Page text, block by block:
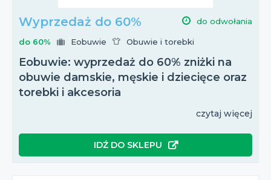
Wyprzedaż do 60% do odwołania
do 60% Eobuwie Obuwie i torebki
Eobuwie: wyprzedaż do 60% zniżki na
obuwie damskie, męskie i dziecięce oraz
torebki i akcesoria
czytaj więcej
IDŹ DO SKLEPU